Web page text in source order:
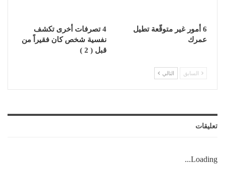
6 أمور غير متوقّعة تطيل
عمرك
4 تصرفات أخرى تكشف
نفسية شخص كان فقيراً من
قبل ( 2 )
السابق التالي
تعليقات
Loading...